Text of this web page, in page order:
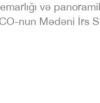
və
nun Mədəni İrs